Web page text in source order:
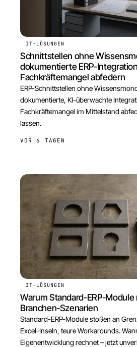
IT-LÖSUNGEN
Schnittstellen ohne
dokumentierte ERP-
Fachkräftemangel abfedern
ERP-Schnittstellen ohne
dokumentierte, KI-überwachte
Fachkräftemangel im Mittelstand
lassen.
VOR 6 TAGEN
IT-LÖSUNGEN
Warum Standard-ERP-
Branchen-Szenarien
Standard-ERP-Module stoßen an
Excel-Inseln, teure Workarounds.
Eigenentwicklung rechnet – jetzt